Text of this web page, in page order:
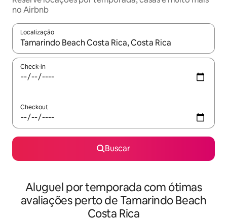
no Airbnb
Localização
Quando os resultados estiverem disponíveis, explore-os
Check-in
Checkout
Buscar
Aluguel por temporada com ótimas
avaliações perto de Tamarindo Beach
Costa Rica